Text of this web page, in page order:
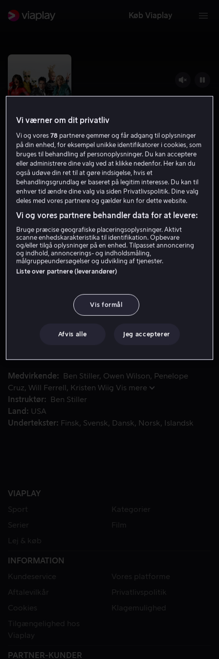
Køb Viaplay
Zoolander 2
4.7 Komedie 2016 1 t. 37 min
11 år
HD
Lej 49 kr
Køb 109 kr
Se trailer
En snigmorder dræber en række smukke mennesker,
En snigmorder dræber en række smukke mennesker,
sagen fører tilbage til de tidligere modeller Derek og
Medvirkende Ben Stiller Owen Wilson
Penelope
Cruz Will Ferrell Kristen Wiig Vis mere
Instruktør
Ben Stiller
Land
USA
Undertekster
Finsk Svensk Dansk Norsk Islandsk
VIAPLAY
Sport
Kategorier
Serier
Film
Lej & køb
INFORMATION
Kundeservice
Vores platforme
Aftalevilkår
Privatlivspolitik
Cookies
Klagemulighed
Tilgængelighed hos
Viaplay
PARTNER-KUNDER
Vi værner om dit privatliv
Vi og vores78 partnere gemmer og får adgang til oplysninger
på din enhed, for eksempel unikke identifikatorer i cookies, som
bruges til behandling af personoplysninger. Du kan acceptere
eller administrere dine valg ved at klikke nedenfor. Her kan du
også udøve din ret til at gøre indsigelse, hvis et
behandlingsgrundlag er baseret på legitim interesse. Du kan til
enhver tid ændre dine valg via siden Privatlivspolitik. Dine valg
deles med vores partnere og gælder kun for dette website.
Vi og vores partnere behandler data for at levere:
Bruge præcise geografiske placeringsoplysninger. Aktivt
scanne enhedskarakteristika til identifikation. Opbevare
og/eller tilgå oplysninger på en enhed. Tilpasset annoncering
og indhold, annoncerings- og indholdsmåling,
målgruppeundersøgelser og udvikling af tjenester.
Liste over partnere (leverandører)
Vis formål
Afvis alle Jeg accepterer